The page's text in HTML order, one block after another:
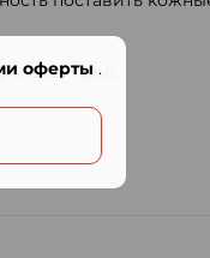
проб.
оферты .